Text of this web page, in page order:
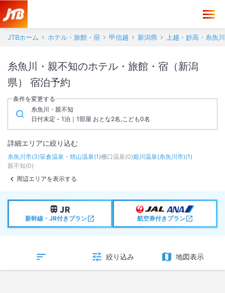
JTBホーム ホテル・旅館・宿 甲信越 新潟県 上越・妙高・糸魚川
糸魚川・親不知のホテル・旅館・宿（新潟
県） 宿泊予約
条件を変更する
糸魚川・親不知
日付未定 - 1泊｜1部屋 おとな2名,こども0名
詳細エリアに絞り込む
糸魚川市(3)笹倉温泉・焼山温泉(1)柵口温泉(0)姫川温泉(糸魚川市)(1)
親不知(0)
周辺エリアを表示する
新幹線・JR付きプラン 航空券付きプラン
絞り込み 地図表示